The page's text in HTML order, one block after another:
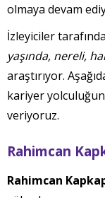
olmaya devam
İzleyiciler
yaşında, nereli,
araştırıyor.
kariyer
veriyoruz.
Rahimcan
Rahimcan